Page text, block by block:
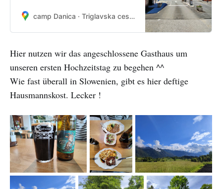
camp Danica · Triglavska cesta 60, 4264 Bohinjska Bistrica, Slowenien
Hier nutzen wir das angeschlossene Gasthaus um
unseren ersten Hochzeitstag zu begehen ^^
Wie fast überall in Slowenien, gibt es hier deftige
Hausmannskost. Lecker !